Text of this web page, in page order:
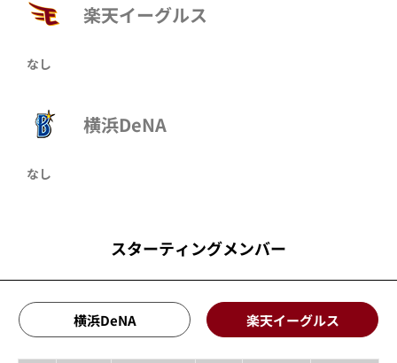
楽天イーグルス
なし
横浜DeNA
なし
スターティングメンバー
横浜DeNA 楽天イーグルス